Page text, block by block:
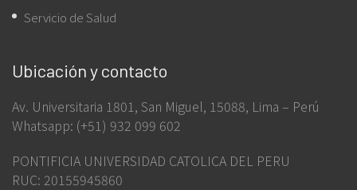
Servicio de Salud
Ubicación y contacto
Av. Universitaria 1801, San Miguel, 15088, Lima – Perú
Whatsapp: (+51) 932 099 602
PONTIFICIA UNIVERSIDAD CATOLICA DEL PERU
RUC: 20155945860